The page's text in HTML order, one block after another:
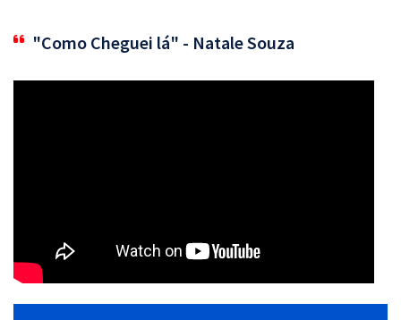
"Como Cheguei lá" - Natale Souza